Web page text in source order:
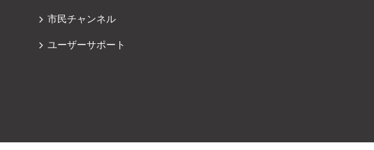
市民チャンネル
ユーザーサポート